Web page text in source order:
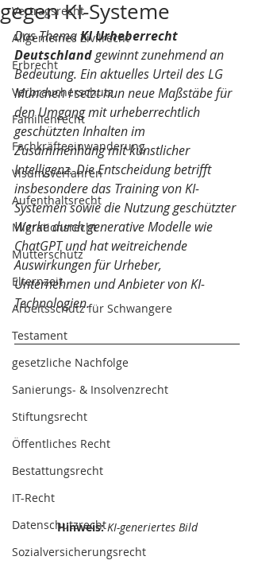
Vertragsrecht
Allgemeines Zivilrecht
Erbrecht
Verbraucherschutz
Familienrecht
Fachkräfteeinwanderung
Visumsverfahren
Aufenthaltsrecht
Migrationsrecht
Mutterschutz
Elternzeit
Arbeitsschutz für Schwangere
Testament
gesetzliche Nachfolge
Sanierungs- & Insolvenzrecht
Stiftungsrecht
Öffentliches Recht
Bestattungsrecht
IT-Recht
Datenschutzrecht
Sozialversicherungsrecht
gegen KI-Systeme
Das Thema KI Urheberrecht
Deutschland gewinnt zunehmend an
Bedeutung. Ein aktuelles Urteil des LG
München I setzt nun neue Maßstäbe für
den Umgang mit urheberrechtlich
geschützten Inhalten im
Zusammenhang mit künstlicher
Intelligenz. Die Entscheidung betrifft
insbesondere das Training von KI-
Systemen sowie die Nutzung geschützter
Werke durch generative Modelle wie
ChatGPT und hat weitreichende
Auswirkungen für Urheber,
Unternehmen und Anbieter von KI-
Technologien.
Hinweis: KI-generiertes Bild